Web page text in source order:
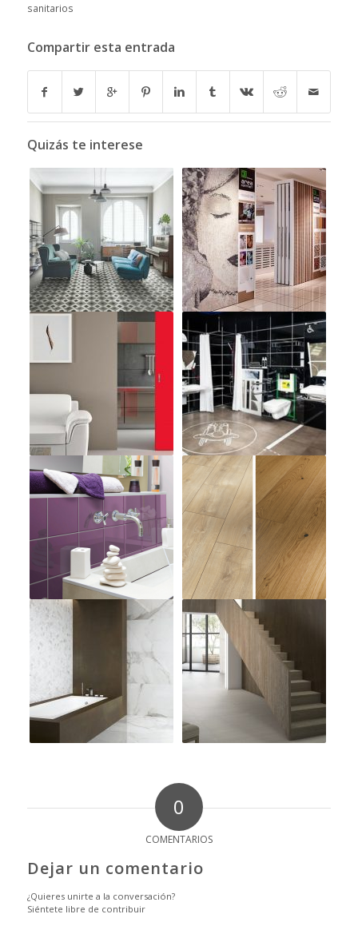
sanitarios
Compartir esta entrada
Quizás te interese
0
COMENTARIOS
Dejar un comentario
¿Quieres unirte a la conversación?
Siéntete libre de contribuir